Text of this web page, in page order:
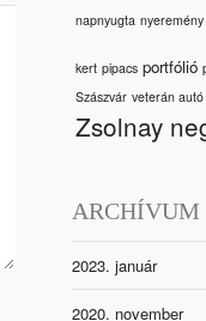
napnyugta nyeremény
kert pipacs portfólió
Szászvár veterán autó
Zsolnay
ARCHÍVUM
2023. január
2020. november